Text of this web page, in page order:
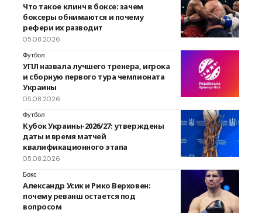
Что такое клинч в боксе: зачем
боксеры обнимаются и почему
рефери их разводит
05.08.2026
Футбол
УПЛ назвала лучшего тренера, игрока
и сборную первого тура чемпионата
Украины
05.08.2026
Футбол
Кубок Украины-2026/27: утверждены
даты и время матчей
квалификационного этапа
05.08.2026
Бокс
Александр Усик и Рико Верховен:
почему реванш остается под
вопросом